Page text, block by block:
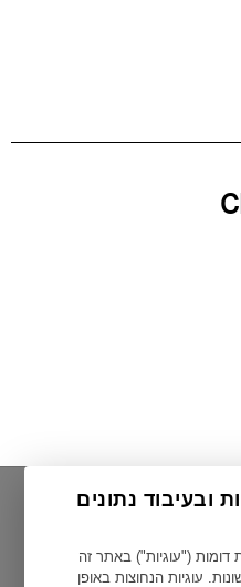
ובעיבוד נתונים
דומות ("עוגיות") באתר זה
עוגיות הנחוצות באופן